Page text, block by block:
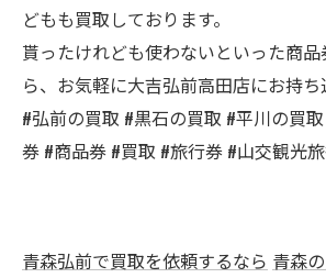
どもも買取しております。
貰ったけれども使わないといった商
ら、お気軽に大吉弘前高田店にお持ち
#弘前の買取 #黒石の買取 #平川の買
券 #商品券 #買取 #旅行券 #山交観光
青森弘前で買取を依頼するなら 青森